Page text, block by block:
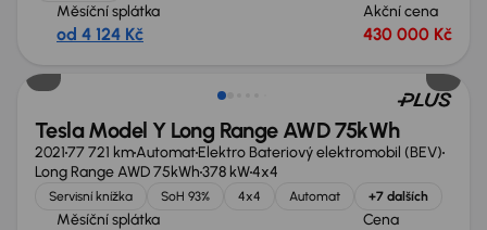
Měsíční splátka
od 4 124 Kč
Akční cena
430 000 Kč
Možnost odpočtu DPH
Tesla Model Y Long Range AWD 75kWh
202177 721 kmAutomatElektro Bateriový elektromobil (BEV)
Long Range AWD 75kWh378 kW4x4
Servisní knížka SoH 93% 4x4 Automat +7 dalších
Měsíční splátka Cena